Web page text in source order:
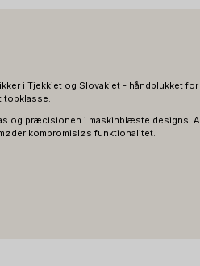
i Tjekkiet og Slovakiet - håndplukket
topklasse.
og præcisionen i maskinblæste designs.
kompromisløs funktionalitet.